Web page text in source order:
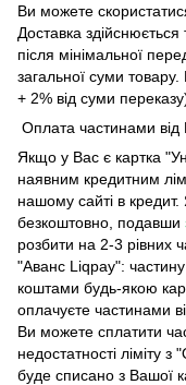
Ви можете
Доставка
після мінімальної
загальної суми
+ 2% від суми
Оплата частинами від
Якщо у Вас є картка
наявним кредитним
нашому сайті в
безкоштовно, подавши
розбити на 2-3 рівних
"Аванс Liqpay":
коштами будь-якою
оплачуєте частинами
Ви можете сплатити
недостатності ліміту
буде списано з Вашої